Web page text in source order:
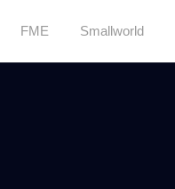
FME Smallworld